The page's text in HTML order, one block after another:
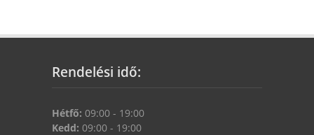
Rendelési idő:
Hétfő: 09:00 - 19:00
Kedd: 09:00 - 19:00